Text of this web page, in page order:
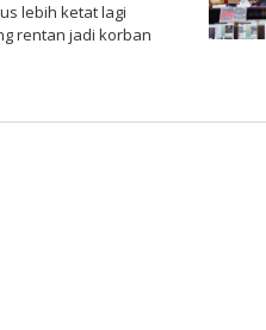
lebih ketat lagi
rentan jadi korban